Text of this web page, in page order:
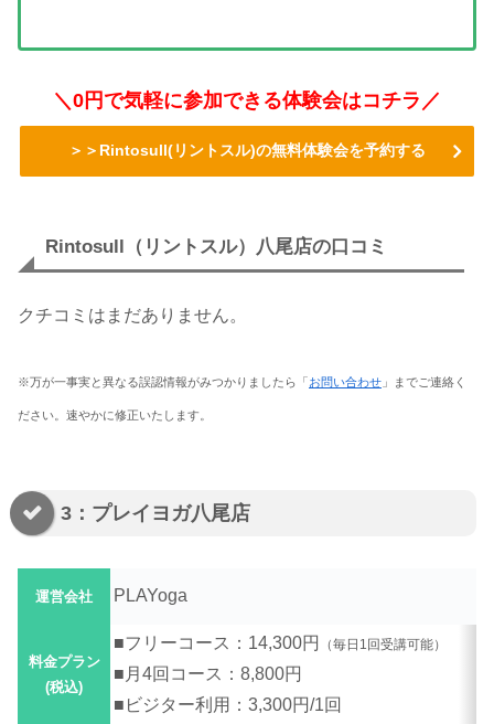
＼0円で気軽に参加できる体験会はコチラ／
＞＞Rintosull(リントスル)の無料体験会を予約する
Rintosull（リントスル）八尾店の口コミ
クチコミはまだありません。
※万が一事実と異なる誤認情報がみつかりましたら「 お問い合わせ 」までご連絡く
ださい。速やかに修正いたします。
3：プレイヨガ八尾店
運営会社 PLAYoga
料金プラン
(税込)
■フリーコース：14,300円 （毎日1回受講可能）
■月4回コース：8,800円
■ビジター利用：3,300円/1回